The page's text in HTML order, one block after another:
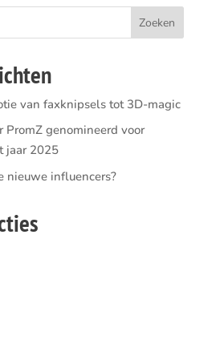
van faxknipsels tot 3D-magic
PromZ genomineerd voor
jaar 2025
nieuwe influencers?